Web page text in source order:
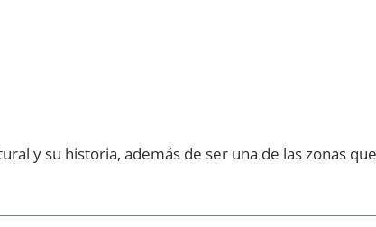
у su historia, además dе ser una dе las zonas quе